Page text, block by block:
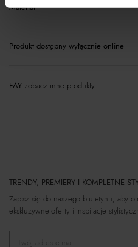
Materiał
Produkt dostępny wyłącznie online
FAY zobacz inne produkty
TRENDY, PREMIERY I KOMPLETNE
Zapisz się do naszego biuletynu, aby
ekskluzywne oferty i inspiracje